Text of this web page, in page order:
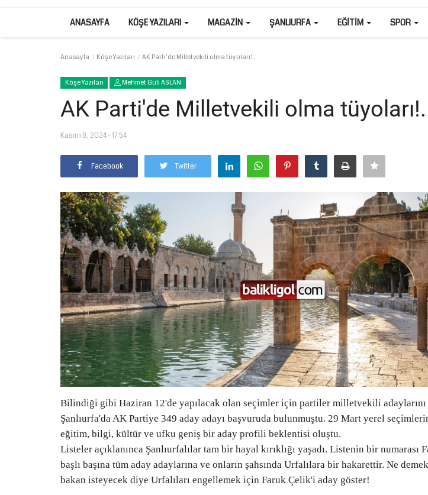
ANASAYFA KÖŞE YAZILARI MAGAZIN ŞANLIURFA EĞITIM SPOR
Anasayfa Köşe Yazıları AK Parti'de Milletvekili olma tüyoları!..
Köşe Yazıları Mehmet Guli ASLAN
AK Parti'de Milletvekili olma
Kasım 8, 2024 - 17:54
Facebook Twitter
Bilindiği gibi Haziran 12'de yapılacak olan seçimler için partiler milletvekili adaylarını
Şanlıurfa'da AK Partiye 349 aday adayı başvuruda bulunmuştu. 29 Mart yerel
eğitim, bilgi, kültür ve ufku geniş bir aday profili beklentisi oluştu.
Listeler açıklanınca Şanlıurfalılar tam bir hayal kırıklığı yaşadı. Listenin bir numarası
başlı başına tüm aday adaylarına ve onların şahsında Urfalılara bir hakarettir. Ne
bakan isteyecek diye Urfalıları engellemek için Faruk Çelik'i aday göster!